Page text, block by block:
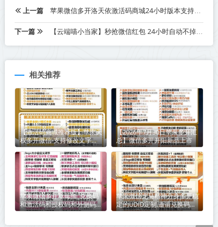
上一篇 苹果微信多开洛天依激活码商城24小时版本支持修改步数-朋友圈发1小时视频
下一篇 【云端喵小当家】秒抢微信红包 24小时自动不掉线稳定
相关推荐
【激活码商城推荐版】苹果天
权多开微信-支持修改文字修
改内容
【2026年7月30日苹果多开汇
总】微信多开开阳新品上市
苹果微信多开草莓熊_兑换码
和激活码和授权码和外侧码还
有活动码如何分辨
苹果微信龙马精神分身多开稳
定的UDID定制,邀请兑换码购
买